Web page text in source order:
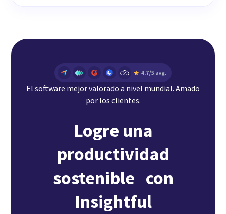
El software mejor valorado a nivel mundial. Amado
por los clientes.
Logre una
productividad
sostenible con
Insightful